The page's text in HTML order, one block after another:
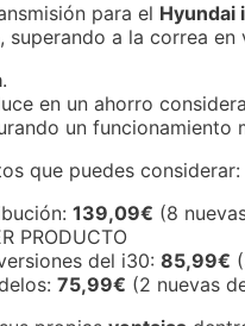
para el Hyundai
, superando a la correa
.
en un ahorro
un funcionamiento
que puedes considerar:
139,09€ (8
PRODUCTO
del i30: 85,99€
75,99€ (2 nuevas